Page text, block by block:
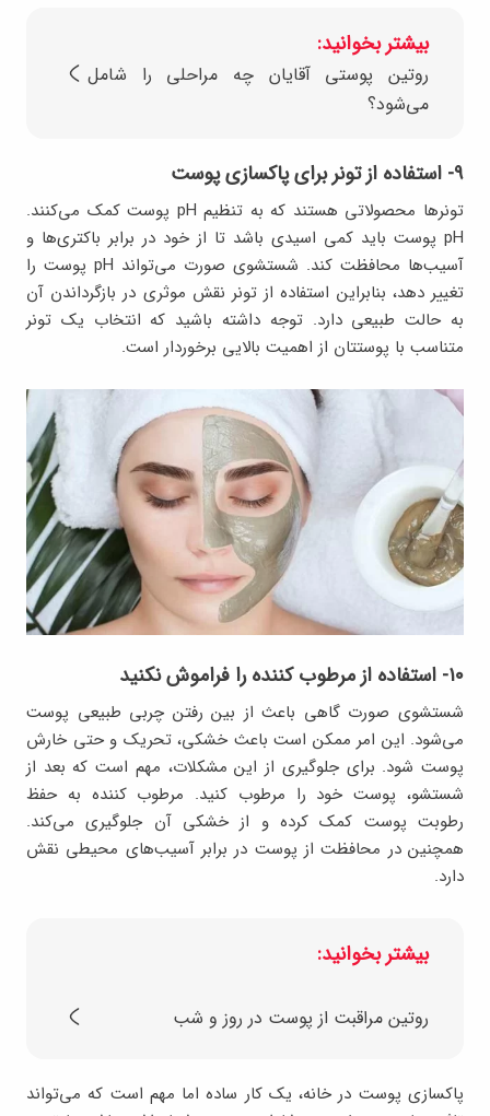
بیشتر بخوانید:
روتین پوستی آقایان چه مراحلی را شامل
می‌شود؟
۹- استفاده از تونر برای پاکسازی پوست
تونرها محصولاتی هستند که به تنظیم pH پوست کمک می‌کنند.
pH پوست باید کمی اسیدی باشد تا از خود در برابر باکتری‌ها و
آسیب‌ها محافظت کند. شستشوی صورت می‌تواند pH پوست را
تغییر دهد، بنابراین استفاده از تونر نقش موثری در بازگرداندن آن
به حالت طبیعی دارد. توجه داشته باشید که انتخاب یک تونر
متناسب با پوستتان از اهمیت بالایی برخوردار است.
۱۰- استفاده از مرطوب کننده را فراموش نکنید
شستشوی صورت گاهی باعث از بین رفتن چربی طبیعی پوست
می‌شود. این امر ممکن است باعث خشکی، تحریک و حتی خارش
پوست شود. برای جلوگیری از این مشکلات، مهم است که بعد از
شستشو، پوست خود را مرطوب کنید. مرطوب کننده به حفظ
رطوبت پوست کمک کرده و از خشکی آن جلوگیری می‌کند.
همچنین در محافظت از پوست در برابر آسیب‌های محیطی نقش
دارد.
بیشتر بخوانید:
روتین مراقبت از پوست در روز و شب
پاکسازی پوست در خانه، یک کار ساده اما مهم است که می‌تواند